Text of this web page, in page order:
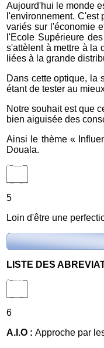
Aujourd'hui le monde
l'environnement.
variés sur l'économie
l'Ecole Supérieure
s'attèlent à mettre à la
liées à la grande
Dans cette optique, la
étant de tester au
Notre souhait est que
bien aiguisée des
Ainsi le thème «
Douala.
5
Loin d'être une
LISTE DES
6
A.I.O : Approche par